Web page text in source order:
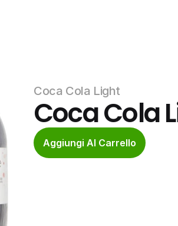
Coca Cola Light
Coca Cola
Aggiungi Al Carrello